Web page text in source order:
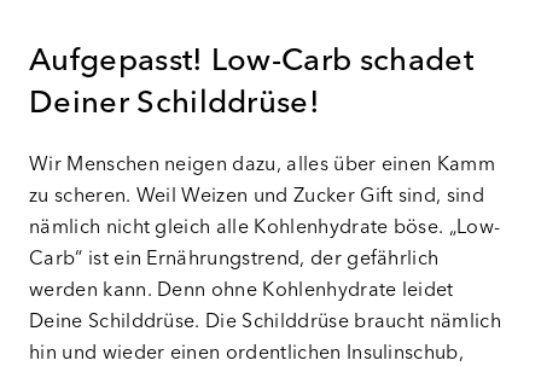
Aufgepasst! Low-Carb schadet
Deiner Schilddrüse!
Wir Menschen neigen dazu, alles über einen Kamm
zu scheren. Weil Weizen und Zucker Gift sind, sind
nämlich nicht gleich alle Kohlenhydrate böse. „Low-
Carb“ ist ein Ernährungstrend, der gefährlich
werden kann. Denn ohne Kohlenhydrate leidet
Deine Schilddrüse. Die Schilddrüse braucht nämlich
hin und wieder einen ordentlichen Insulinschub,